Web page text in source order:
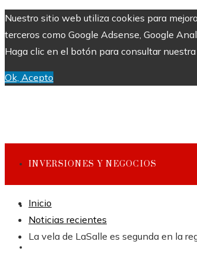
Nuestro sitio web utiliza cookies para
terceros como Google Adsense, Google
Haga clic en el botón para consultar
Ok, Acepto
INVERSIONES Y NEGOCIOS
CULTURA Y OCIO
Inicio
Noticias recientes
La vela de LaSalle es segunda en la